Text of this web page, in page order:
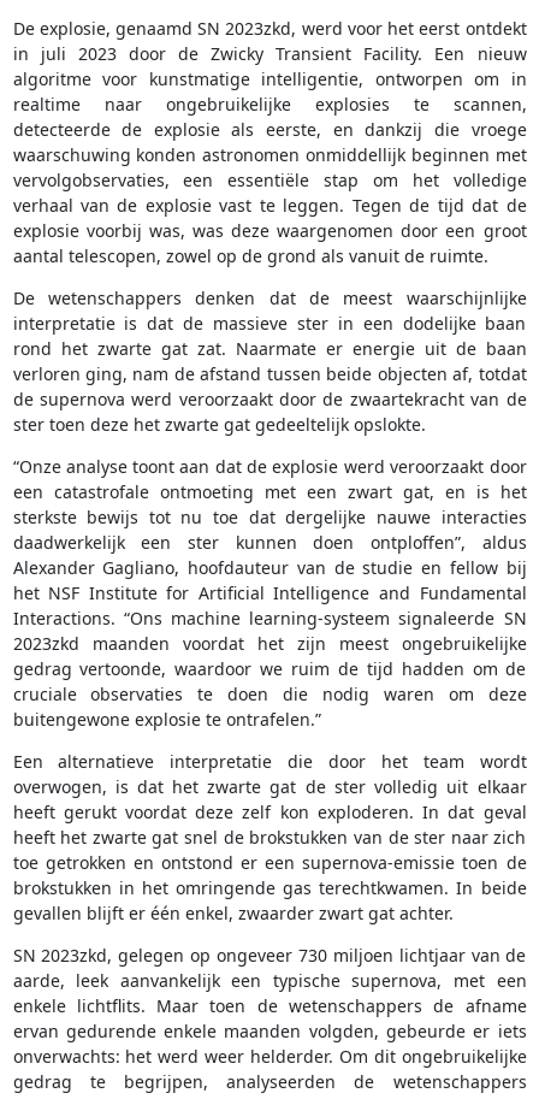
De explosie, genaamd SN 2023zkd, werd voor het eerst ontdekt
in juli 2023 door de Zwicky Transient Facility. Een nieuw
algoritme voor kunstmatige intelligentie, ontworpen om in
realtime naar ongebruikelijke explosies te scannen,
detecteerde de explosie als eerste, en dankzij die vroege
waarschuwing konden astronomen onmiddellijk beginnen met
vervolgobservaties, een essentiële stap om het volledige
verhaal van de explosie vast te leggen. Tegen de tijd dat de
explosie voorbij was, was deze waargenomen door een groot
aantal telescopen, zowel op de grond als vanuit de ruimte.
De wetenschappers denken dat de meest waarschijnlijke
interpretatie is dat de massieve ster in een dodelijke baan
rond het zwarte gat zat. Naarmate er energie uit de baan
verloren ging, nam de afstand tussen beide objecten af, totdat
de supernova werd veroorzaakt door de zwaartekracht van de
ster toen deze het zwarte gat gedeeltelijk opslokte.
“Onze analyse toont aan dat de explosie werd veroorzaakt door
een catastrofale ontmoeting met een zwart gat, en is het
sterkste bewijs tot nu toe dat dergelijke nauwe interacties
daadwerkelijk een ster kunnen doen ontploffen”, aldus
Alexander Gagliano, hoofdauteur van de studie en fellow bij
het NSF Institute for Artificial Intelligence and Fundamental
Interactions. “Ons machine learning-systeem signaleerde SN
2023zkd maanden voordat het zijn meest ongebruikelijke
gedrag vertoonde, waardoor we ruim de tijd hadden om de
cruciale observaties te doen die nodig waren om deze
buitengewone explosie te ontrafelen.”
Een alternatieve interpretatie die door het team wordt
overwogen, is dat het zwarte gat de ster volledig uit elkaar
heeft gerukt voordat deze zelf kon exploderen. In dat geval
heeft het zwarte gat snel de brokstukken van de ster naar zich
toe getrokken en ontstond er een supernova-emissie toen de
brokstukken in het omringende gas terechtkwamen. In beide
gevallen blijft er één enkel, zwaarder zwart gat achter.
SN 2023zkd, gelegen op ongeveer 730 miljoen lichtjaar van de
aarde, leek aanvankelijk een typische supernova, met een
enkele lichtflits. Maar toen de wetenschappers de afname
ervan gedurende enkele maanden volgden, gebeurde er iets
onverwachts: het werd weer helderder. Om dit ongebruikelijke
gedrag te begrijpen, analyseerden de wetenschappers